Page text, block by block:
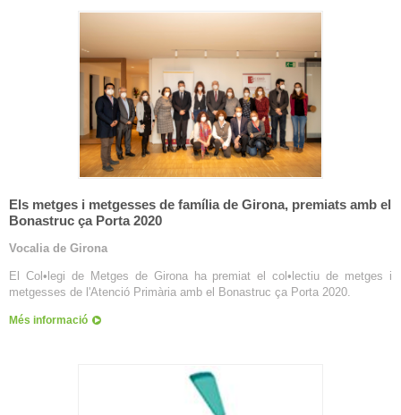
Els metges i metgesses de família de Girona, premiats amb el
Bonastruc ça Porta 2020
Vocalia de Girona
El Col•legi de Metges de Girona ha premiat el col•lectiu de metges i
metgesses de l'Atenció Primària amb el Bonastruc ça Porta 2020.
Més informació